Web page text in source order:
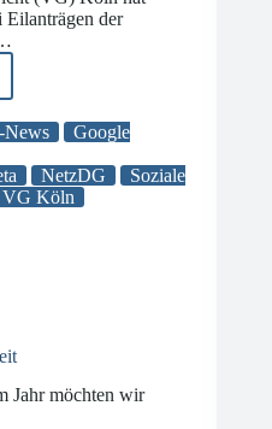
Eilanträgen der
News
Google
NetzDG
Soziale
VG Köln
Jahr möchten wir